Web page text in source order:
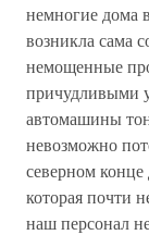
немногие дома
возникла сама
немощенные
причудливыми
автомашины
невозможно
северном
которая почти
наш персонал